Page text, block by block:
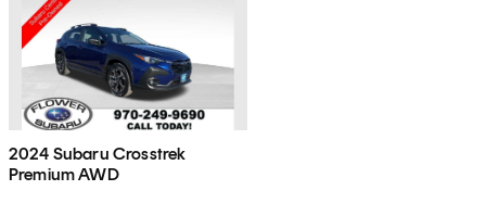
2024 Subaru Crosstrek
Premium AWD